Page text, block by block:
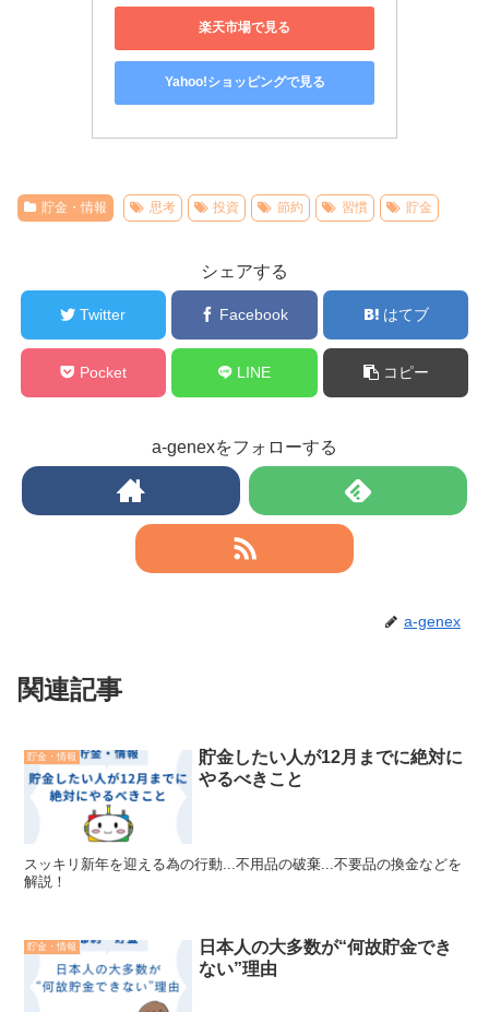
楽天市場で見る
Yahoo!ショッピングで見る
貯金・情報 思考 投資 節約 習慣 貯金
シェアする
Twitter Facebook はてブ
Pocket LINE コピー
a-genexをフォローする
a-genex
関連記事
貯金・情報
貯金したい人が12月までに絶対に
やるべきこと
スッキリ新年を迎える為の行動...不用品の破棄...不要品の換金などを
解説！
貯金・情報
日本人の大多数が“何故貯金でき
ない”理由